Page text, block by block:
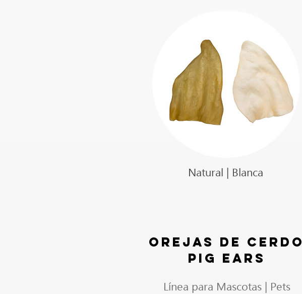
Natural | Blanca
Orejas de cerdo
PIG EARs
Línea para Mascotas | Pets